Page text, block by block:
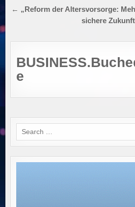
← „Reform der Altersvorsorge:
sichere
e
Search
for: